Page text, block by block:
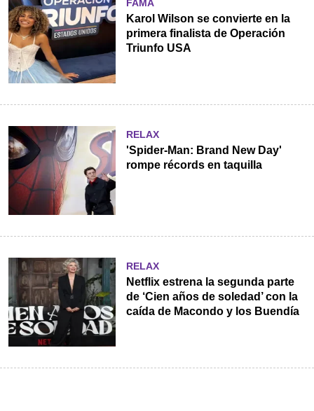
FAMA
Karol Wilson se convierte en la
primera finalista de Operación
Triunfo USA
RELAX
'Spider-Man: Brand New Day'
rompe récords en taquilla
RELAX
Netflix estrena la segunda parte
de ‘Cien años de soledad’ con la
caída de Macondo y los Buendía